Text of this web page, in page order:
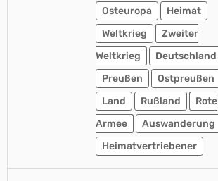
Osteuropa
Heimat
Weltkrieg
Zweiter
Weltkrieg
Deutschland
Preußen
Ostpreußen
Land
Rußland
Rote
Armee
Auswanderung
Heimatvertriebener